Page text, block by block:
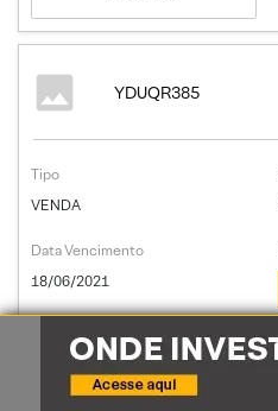
YDUQR385
Tipo
VENDA
Data Vencimento
18/06/2021
DETALHES